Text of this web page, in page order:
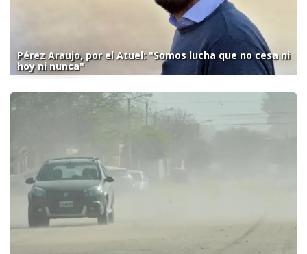
Pérez Araujo, por el Atuel: "Somos lucha que no cesa ni
hoy ni nunca"